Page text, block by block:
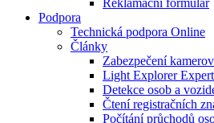
Reklamační formulář
Podpora
Technická podpora Online
Články
Zabezpečení
Light Explorer
Detekce osob a
Čtení registračních
Počítání průchodů